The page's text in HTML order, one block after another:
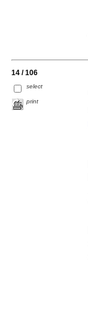
14 / 106
select
print